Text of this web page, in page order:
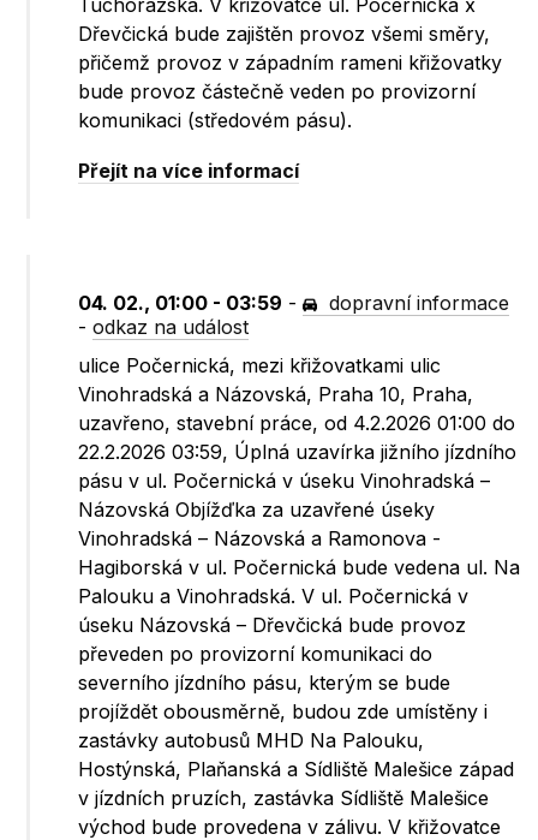
Tuchorazská. V křižovatce ul. Počernická x
Dřevčická bude zajištěn provoz všemi směry,
přičemž provoz v západním rameni křižovatky
bude provoz částečně veden po provizorní
komunikaci (středovém pásu).
Přejít na více informací
04. 02., 01:00 - 03:59 -
dopravní informace
-odkaz na událost
ulice Počernická, mezi křižovatkami ulic
Vinohradská a Názovská, Praha 10, Praha,
uzavřeno, stavební práce, od 4.2.2026 01:00 do
22.2.2026 03:59, Úplná uzavírka jižního jízdního
pásu v ul. Počernická v úseku Vinohradská –
Názovská Objížďka za uzavřené úseky
Vinohradská – Názovská a Ramonova -
Hagiborská v ul. Počernická bude vedena ul. Na
Palouku a Vinohradská. V ul. Počernická v
úseku Názovská – Dřevčická bude provoz
převeden po provizorní komunikaci do
severního jízdního pásu, kterým se bude
projíždět obousměrně, budou zde umístěny i
zastávky autobusů MHD Na Palouku,
Hostýnská, Plaňanská a Sídliště Malešice západ
v jízdních pruzích, zastávka Sídliště Malešice
východ bude provedena v zálivu. V křižovatce